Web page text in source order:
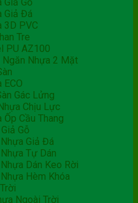
Giả Đá
3D PVC
Tre
PU AZ100
Ngăn Nhựa 2 Mặt
ECO
Gác Lửng
Chịu Lực
Ốp Cầu Thang
Gỗ
Giả Đá
Tự Dán
Dán Keo Rời
Hèm Khóa
Ngoài Trời